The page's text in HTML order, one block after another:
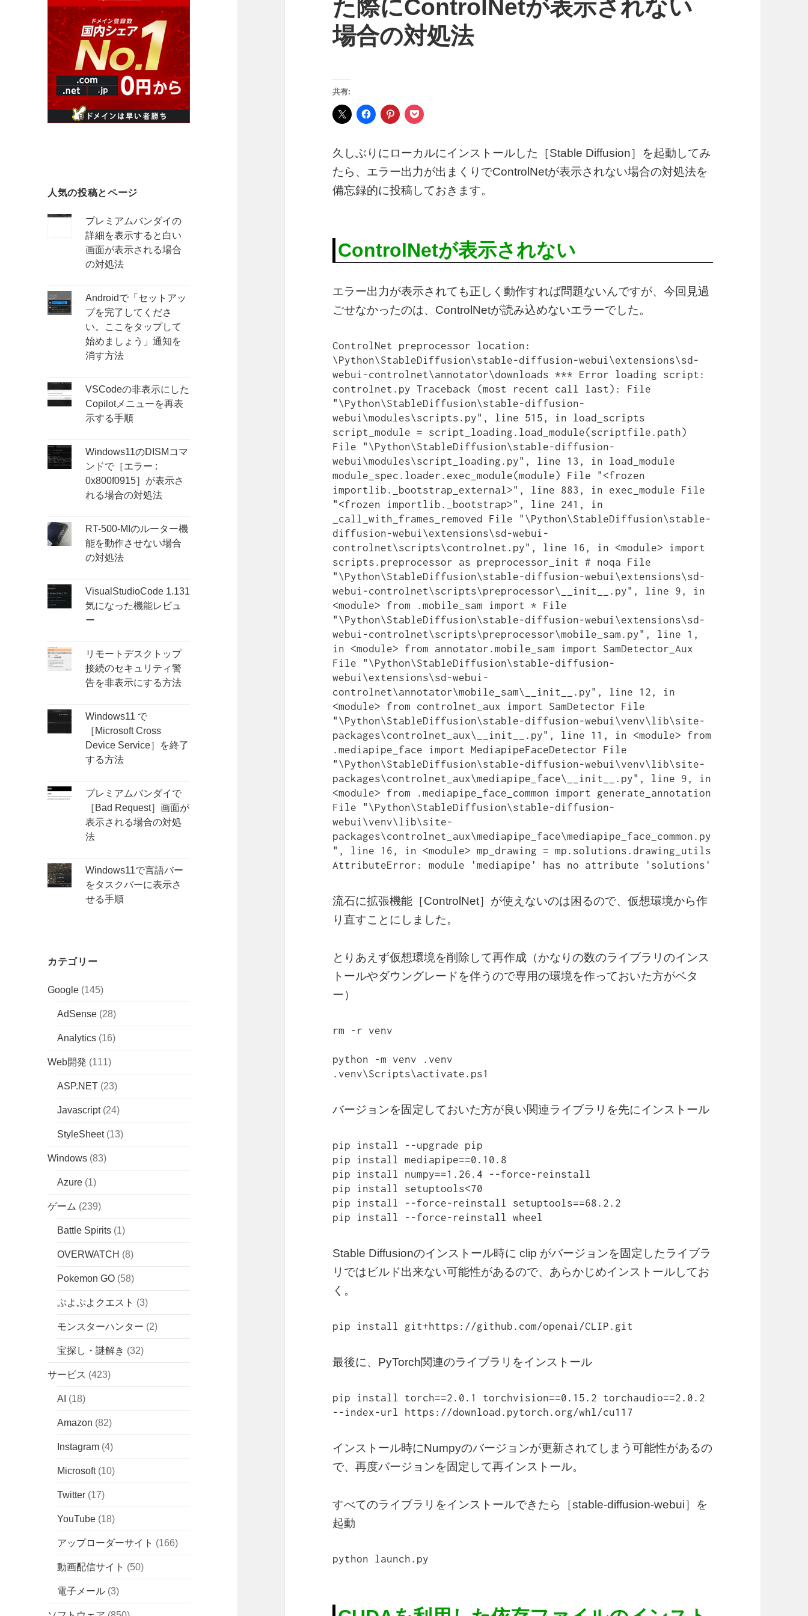
人気の投稿とページ
プレミアムバンダイの
詳細を表示すると白い
画面が表示される場合
の対処法
Androidで「セットアッ
プを完了してくださ
い。ここをタップして
始めましょう」通知を
消す方法
VSCodeの非表示にした
Copilotメニューを再表
示する手順
Windows11のDISMコマ
ンドで［エラー :
0x800f0915］が表示さ
れる場合の対処法
RT-500-MIのルーター機
能を動作させない場合
の対処法
VisualStudioCode 1.131
気になった機能レビュ
ー
リモートデスクトップ
接続のセキュリティ警
告を非表示にする方法
Windows11 で
［Microsoft Cross
Device Service］を終了
する方法
プレミアムバンダイで
［Bad Request］画面が
表示される場合の対処
法
Windows11で言語バー
をタスクバーに表示さ
せる手順
カテゴリー
Google (145)
AdSense (28)
Analytics (16)
Web開発 (111)
ASP.NET (23)
Javascript(24)
StyleSheet(13)
Windows (83)
Azure (1)
ゲーム (239)
Battle Spirits (1)
OVERWATCH (8)
Pokemon GO (58)
ぷよぷよクエスト (3)
モンスターハンター (2)
宝探し・謎解き (32)
サービス (423)
AI (18)
Amazon (82)
Instagram (4)
Microsoft(10)
Twitter (17)
YouTube (18)
アップローダーサイト (166)
動画配信サイト (50)
電子メール (3)
た際にControlNetが表示されない
場合の対処法
共有:
久しぶりにローカルにインストールした［Stable Diffusion］を起動してみ
たら、エラー出力が出まくりでControlNetが表示されない場合の対処法を
備忘録的に投稿しておきます。
ControlNetが表示されない
エラー出力が表示されても正しく動作すれば問題ないんですが、今回見過
ごせなかったのは、ControlNetが読み込めないエラーでした。
ControlNet preprocessor location:
\Python\StableDiffusion\stable-diffusion-webui\extensions\sd-
webui-controlnet\annotator\downloads *** Error loading script:
controlnet.py Traceback (most recent call last): File
"\Python\StableDiffusion\stable-diffusion-
webui\modules\scripts.py", line 515, in load_scripts
script_module = script_loading.load_module(scriptfile.path)
File "\Python\StableDiffusion\stable-diffusion-
webui\modules\script_loading.py", line 13, in load_module
module_spec.loader.exec_module(module) File "<frozen
importlib._bootstrap_external>", line 883, in exec_module File
"<frozen importlib._bootstrap>", line 241, in
_call_with_frames_removed File "\Python\StableDiffusion\stable-
diffusion-webui\extensions\sd-webui-
controlnet\scripts\controlnet.py", line 16, in <module> import
scripts.preprocessor as preprocessor_init # noqa File
"\Python\StableDiffusion\stable-diffusion-webui\extensions\sd-
webui-controlnet\scripts\preprocessor\__init__.py", line 9, in
<module> from .mobile_sam import * File
"\Python\StableDiffusion\stable-diffusion-webui\extensions\sd-
webui-controlnet\scripts\preprocessor\mobile_sam.py", line 1,
in <module> from annotator.mobile_sam import SamDetector_Aux
File "\Python\StableDiffusion\stable-diffusion-
webui\extensions\sd-webui-
controlnet\annotator\mobile_sam\__init__.py", line 12, in
<module> from controlnet_aux import SamDetector File
"\Python\StableDiffusion\stable-diffusion-webui\venv\lib\site-
packages\controlnet_aux\__init__.py", line 11, in <module> from
.mediapipe_face import MediapipeFaceDetector File
"\Python\StableDiffusion\stable-diffusion-webui\venv\lib\site-
packages\controlnet_aux\mediapipe_face\__init__.py", line 9, in
<module> from .mediapipe_face_common import generate_annotation
File "\Python\StableDiffusion\stable-diffusion-
webui\venv\lib\site-
packages\controlnet_aux\mediapipe_face\mediapipe_face_common.py
", line 16, in <module> mp_drawing = mp.solutions.drawing_utils
AttributeError: module 'mediapipe' has no attribute 'solutions'
流石に拡張機能［ControlNet］が使えないのは困るので、仮想環境から作
り直すことにしました。
とりあえず仮想環境を削除して再作成（かなりの数のライブラリのインス
トールやダウングレードを伴うので専用の環境を作っておいた方がベタ
ー）
rm -r venv
python -m venv .venv
.venv\Scripts\activate.ps1
バージョンを固定しておいた方が良い関連ライブラリを先にインストール
pip install --upgrade pip
pip install mediapipe==0.10.8
pip install numpy==1.26.4 --force-reinstall
pip install setuptools<70
pip install --force-reinstall setuptools==68.2.2
pip install --force-reinstall wheel
Stable Diffusionのインストール時に clip がバージョンを固定したライブラ
リではビルド出来ない可能性があるので、あらかじめインストールしてお
く。
pip install git+https://github.com/openai/CLIP.git
最後に、PyTorch関連のライブラリをインストール
pip install torch==2.0.1 torchvision==0.15.2 torchaudio==2.0.2
--index-url https://download.pytorch.org/whl/cu117
インストール時にNumpyのバージョンが更新されてしまう可能性があるの
で、再度バージョンを固定して再インストール。
すべてのライブラリをインストールできたら［stable-diffusion-webui］を
起動
python launch.py